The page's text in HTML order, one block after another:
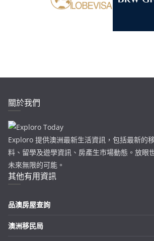
關於我們
Exploro 提供澳洲最新生活資訊，包括最新的
料、留學及遊學資訊、房產生市場動態。放眼
未來無限的可能。
其他有用資訊
品澳房屋查詢
澳洲移民局